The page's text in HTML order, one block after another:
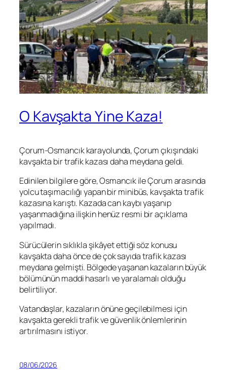
O Kavşakta Yine Kaza!
Çorum-Osmancık karayolunda, Çorum çıkışındaki
kavşakta bir trafik kazası daha meydana geldi.
Edinilen bilgilere göre, Osmancık ile Çorum arasında
yolcu taşımacılığı yapan bir minibüs, kavşakta trafik
kazasına karıştı. Kazada can kaybı yaşanıp
yaşanmadığına ilişkin henüz resmi bir açıklama
yapılmadı.
Sürücülerin sıklıkla şikâyet ettiği söz konusu
kavşakta daha önce de çok sayıda trafik kazası
meydana gelmişti. Bölgede yaşanan kazaların büyük
bölümünün maddi hasarlı ve yaralamalı olduğu
belirtiliyor.
Vatandaşlar, kazaların önüne geçilebilmesi için
kavşakta gerekli trafik ve güvenlik önlemlerinin
artırılmasını istiyor.
08/06/2026